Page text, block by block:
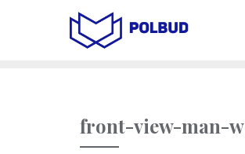
front-view-man-